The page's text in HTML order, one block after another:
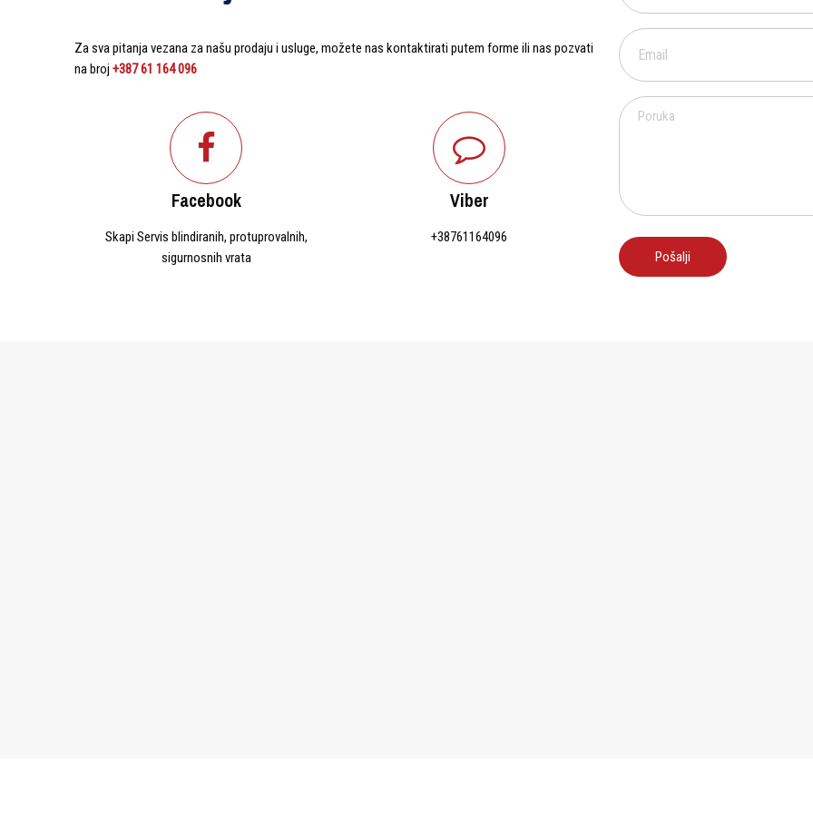
Za sva pitanja vezana za našu prodaju i usluge, možete nas kontaktirati putem forme ili nas pozvati
na broj +387 61 164 096
Facebook
Skapi Servis blindiranih, protuprovalnih,
sigurnosnih vrata
Viber
+38761164096